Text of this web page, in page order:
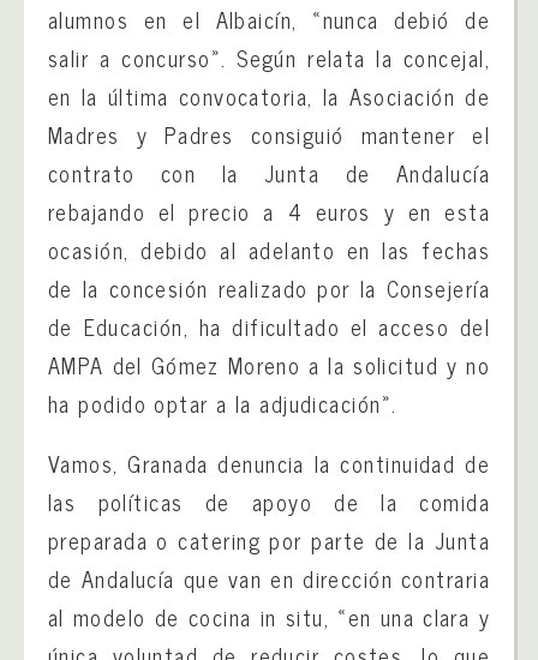
alumnos en el Albaicín, «nunca debió de
salir a concurso». Según relata la concejal,
en la última convocatoria, la Asociación de
Madres y Padres consiguió mantener el
contrato con la Junta de Andalucía
rebajando el precio a 4 euros y en esta
ocasión, debido al adelanto en las fechas
de la concesión realizado por la Consejería
de Educación, ha dificultado el acceso del
AMPA del Gómez Moreno a la solicitud y no
ha podido optar a la adjudicación».
Vamos, Granada denuncia la continuidad de
las políticas de apoyo de la comida
preparada o catering por parte de la Junta
de Andalucía que van en dirección contraria
al modelo de cocina in situ, «en una clara y